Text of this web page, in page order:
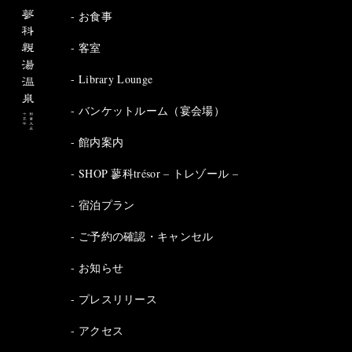
お食事
客室
Library Lounge
バンケットルーム（宴会場）
館内案内
SHOP 蓼科trésor – トレゾール –
宿泊プラン
ご予約の確認・キャンセル
お知らせ
プレスリリース
アクセス